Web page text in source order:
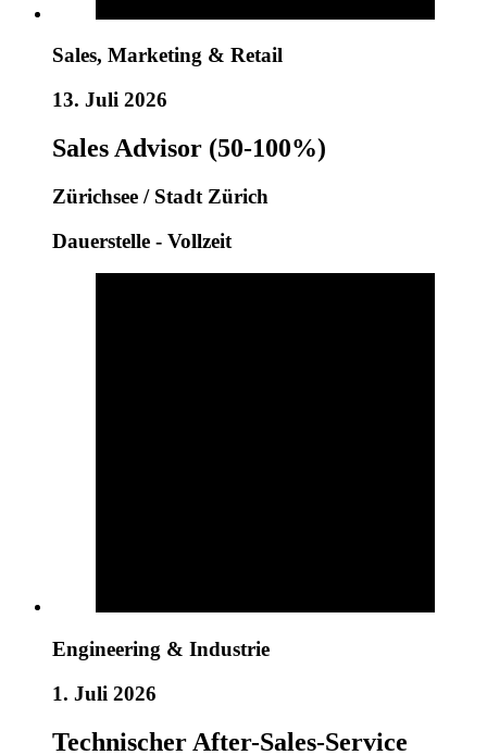
Sales, Marketing & Retail
13. Juli 2026
Sales Advisor (50-100%)
Zürichsee / Stadt Zürich
Dauerstelle - Vollzeit
Engineering & Industrie
1. Juli 2026
Technischer After-Sales-Service